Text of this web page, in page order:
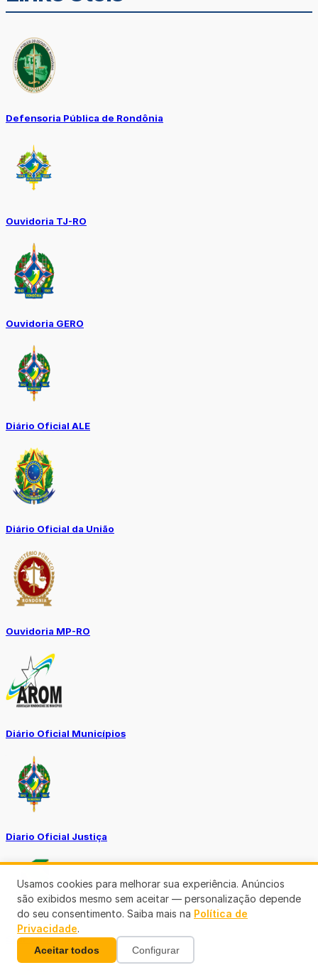
Defensoria Pública de Rondônia
Ouvidoria TJ-RO
Ouvidoria GERO
Diário Oficial ALE
Diário Oficial da União
Ouvidoria MP-RO
Diário Oficial Municípios
Diario Oficial Justiça
SINE Municipal
Usamos cookies para melhorar sua experiência. Anúncios
são exibidos mesmo sem aceitar — personalização depende
do seu consentimento. Saiba mais na Política de
Privacidade.
Aceitar todos Configurar